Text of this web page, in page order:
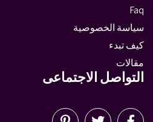
Faq
سياسة الخصوصية
كيف تبدء
مقالات
التواصل الاجتماعى